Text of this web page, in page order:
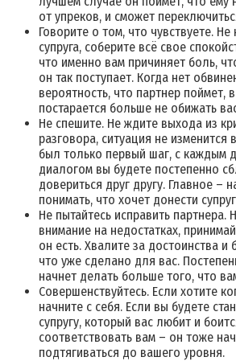
от упреков, и сможет
Говорите о том, что чувствуете.
супруга, соберите всё свое
что именно вам причиняет боль,
он так поступает. Когда нет
вероятность, что партнер поймет,
постарается больше не обижать
Не спешите. Не ждите выхода из
разговора, ситуация не изменится
был только первый шаг, с каждым
диалогом вы будете постепенно
довериться друг другу. Главное –
понимать, что хочет донести
Не пытайтесь исправить партнера.
внимание на недостатках,
он есть. Хвалите за достоинства и
что уже сделано для вас.
начнет делать больше того, что
Совершенствуйтесь. Если хотите
начните с себя. Если вы будете
супругу, который вас любит и
соответствовать вам – он тоже
подтягиваться до вашего уровня.